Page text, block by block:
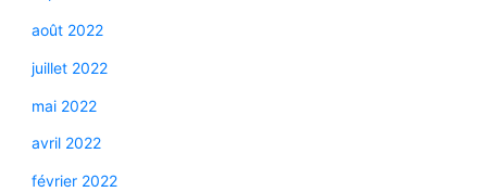
août 2022
juillet 2022
mai 2022
avril 2022
février 2022